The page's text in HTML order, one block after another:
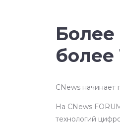
Более
более
CNews начинает
На CNews
технологий